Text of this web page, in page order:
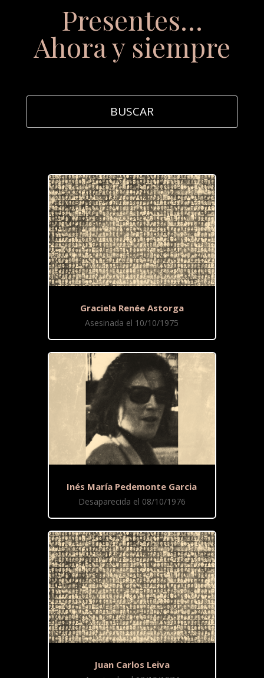
Presentes…
Ahora y siempre
Graciela Renée Astorga
Asesinada el 10/10/1975
Inés María Pedemonte Garcia
Desaparecida el 08/10/1976
Juan Carlos Leiva